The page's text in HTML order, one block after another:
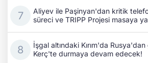
Aliyev ile Paşinyan'dan kritik
süreci ve TRIPP Projesi masaya
İşgal altındaki Kırım'da
Kerç'te durmaya devam edecek!